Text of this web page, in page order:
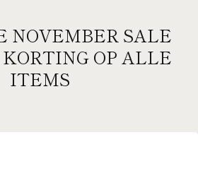
NOVEMBER SALE
KORTING OP ALLE
ITEMS